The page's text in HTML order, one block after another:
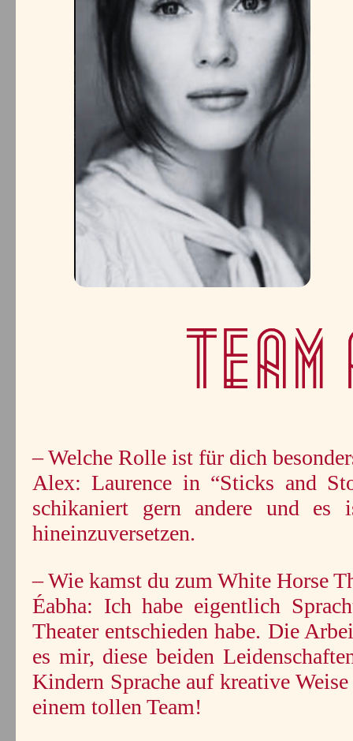
– Welche Rolle ist für dich
Alex: Laurence in “Sticks and
schikaniert gern andere und
hineinzuversetzen.
– Wie kamst du zum White Horse
Éabha: Ich habe eigentlich
Theater entschieden habe. Die
es mir, diese beiden
Kindern Sprache auf kreative
einem tollen Team!